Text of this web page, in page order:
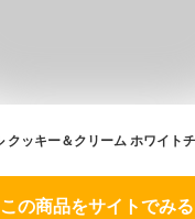
この商品をサイトでみる